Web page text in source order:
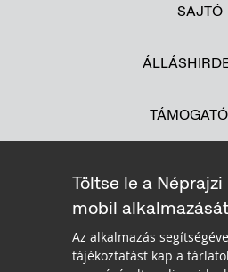
SAJTÓ
Töltse le a
mobil
Az alkalmazás
tájékoztatást kap a